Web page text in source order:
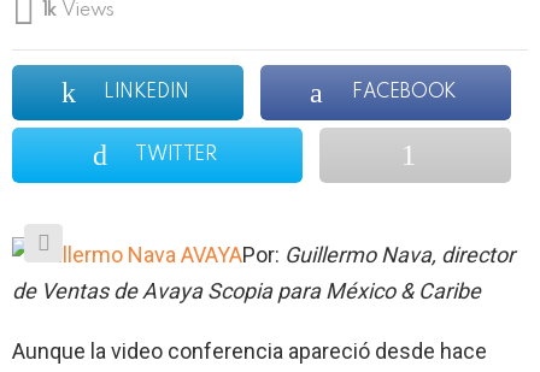
1k Views
LINKEDIN FACEBOOK
TWITTER
Por: Guillermo Nava, director
de Ventas de Avaya Scopia para México & Caribe
Aunque la video conferencia apareció desde hace